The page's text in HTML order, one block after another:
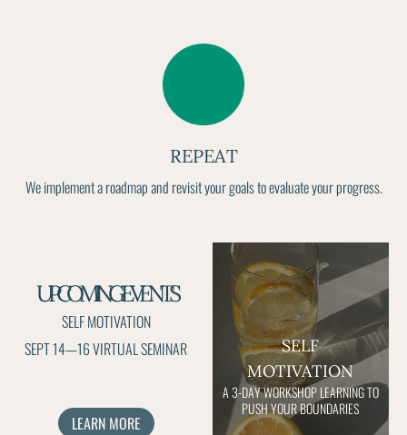
REPEAT
We implement a roadmap and revisit your goals to evaluate your progress.
UPCOMING EVENTS
SELF MOTIVATION
SEPT 14—16 VIRTUAL SEMINAR
LEARN MORE
SELF
MOTIVATION
A 3-DAY WORKSHOP LEARNING TO
PUSH YOUR BOUNDARIES